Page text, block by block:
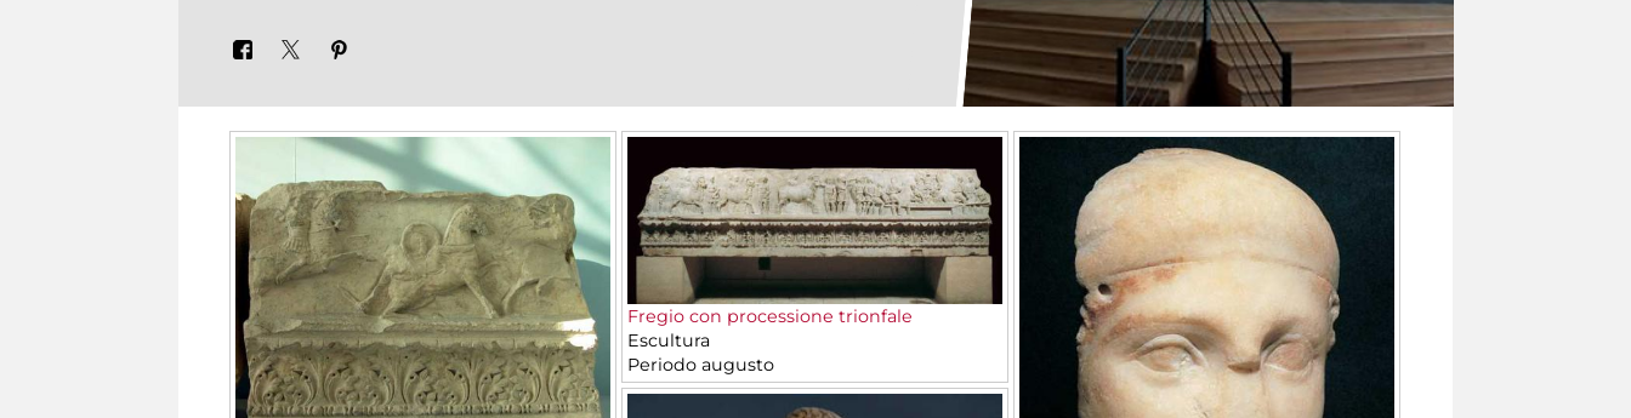
Fregio con processione trionfale
Escultura
Periodo augusto